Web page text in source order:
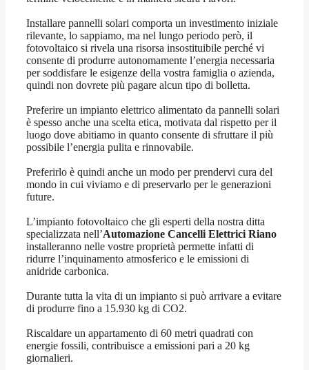
Installare pannelli solari comporta un investimento iniziale
rilevante, lo sappiamo, ma nel lungo periodo però, il
fotovoltaico si rivela una risorsa insostituibile perché vi
consente di produrre autonomamente l’energia necessaria
per soddisfare le esigenze della vostra famiglia o azienda,
quindi non dovrete più pagare alcun tipo di bolletta.
Preferire un impianto elettrico alimentato da pannelli solari
è spesso anche una scelta etica, motivata dal rispetto per il
luogo dove abitiamo in quanto consente di sfruttare il più
possibile l’energia pulita e rinnovabile.
Preferirlo è quindi anche un modo per prendervi cura del
mondo in cui viviamo e di preservarlo per le generazioni
future.
L’impianto fotovoltaico che gli esperti della nostra ditta
specializzata nell’Automazione Cancelli Elettrici Riano
installeranno nelle vostre proprietà permette infatti di
ridurre l’inquinamento atmosferico e le emissioni di
anidride carbonica.
Durante tutta la vita di un impianto si può arrivare a evitare
di produrre fino a 15.930 kg di CO2.
Riscaldare un appartamento di 60 metri quadrati con
energie fossili, contribuisce a emissioni pari a 20 kg
giornalieri.